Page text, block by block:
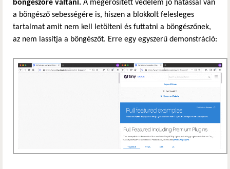
böngészőre váltani. A megerősített védelem jó hatással van
a böngésző sebességére is, hiszen a blokkolt felesleges
tartalmat amit nem kell letölteni és futtatni a böngészőnek,
az nem lassítja a böngészőt. Erre egy egyszerű demonstráció: